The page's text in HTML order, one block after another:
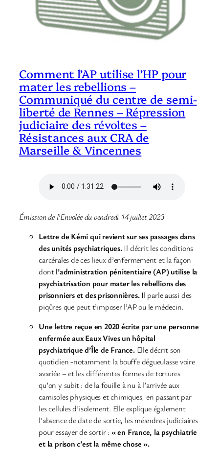
Comment l’AP utilise l’HP pour
mater les rebellions –
Communiqué du centre de semi-
liberté de Rennes – Répression
judiciaire des révoltes –
Résistances aux CRA de
Marseille & Vincennes
Émission de l’Envolée du vendredi 14 juillet 2023
Lettre de Kémi qui revient sur ses passages dans
des unités psychiatriques.Il décrit les conditions
carcérales de ces lieux d’enfermement et la façon
dontl’administration pénitentiaire (AP) utilise la
psychiatrisation pour mater les rebellions des
prisonniers et des prisonnières.Il parle aussi des
piqûres que peut t’imposer l’AP ou le médecin.
Une lettre reçue en 2020 écrite par une personne
enfermée aux Eaux Vives un hôpital
psychiatrique d’Île de France.Elle décrit son
quotidien -notamment la bouffe dégueulasse voire
avariée – et les différentes formes de tortures
qu’on y subit : de la fouille à nu à l’arrivée aux
camisoles physiques et chimiques, en passant par
les cellules d’isolement. Elle explique également
l’absence de date de sortie, les méandres judiciaires
pour essayer de sortir : « en France, la psychiatrie
et la prison c’est la même chose ».